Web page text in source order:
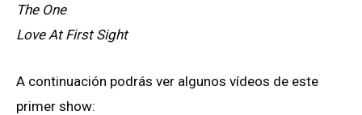
The One
Love At First Sight
A continuación podrás ver algunos vídeos de este
primer show: